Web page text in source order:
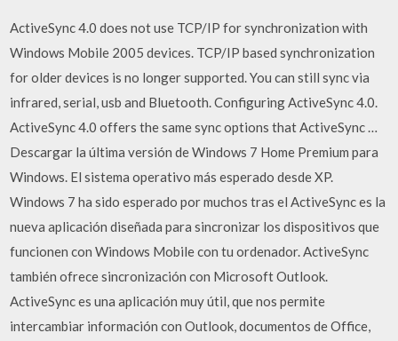
ActiveSync 4.0 does not use TCP/IP for synchronization with
Windows Mobile 2005 devices. TCP/IP based synchronization
for older devices is no longer supported. You can still sync via
infrared, serial, usb and Bluetooth. Configuring ActiveSync 4.0.
ActiveSync 4.0 offers the same sync options that ActiveSync …
Descargar la última versión de Windows 7 Home Premium para
Windows. El sistema operativo más esperado desde XP.
Windows 7 ha sido esperado por muchos tras el ActiveSync es la
nueva aplicación diseñada para sincronizar los dispositivos que
funcionen con Windows Mobile con tu ordenador. ActiveSync
también ofrece sincronización con Microsoft Outlook.
ActiveSync es una aplicación muy útil, que nos permite
intercambiar información con Outlook, documentos de Office,